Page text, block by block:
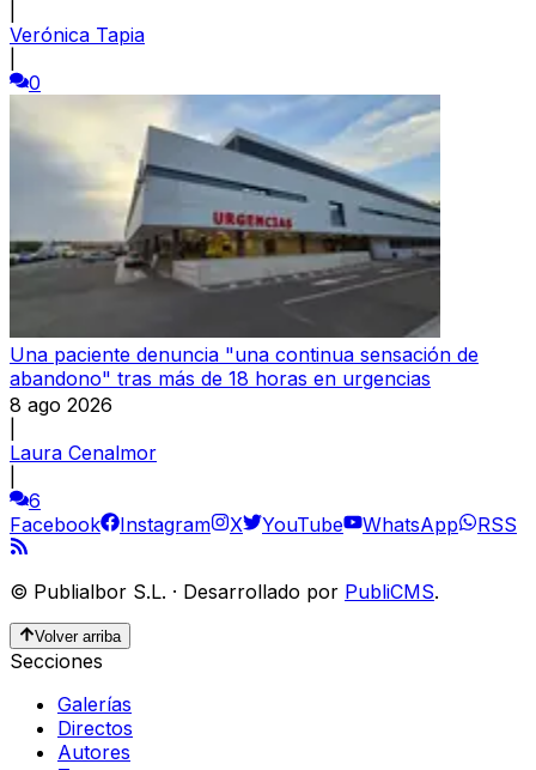
Verónica Tapia
0
Una paciente denuncia "una continua sensación de
abandono" tras más de 18 horas en urgencias
8 ago 2026
Laura Cenalmor
6
Facebook
Instagram X YouTube WhatsApp RSS
© Publialbor S.L. · Desarrollado por PubliCMS.
Volver arriba
Secciones
Galerías
Directos
Autores